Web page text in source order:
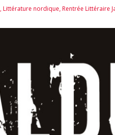
,Littérature nordique,Rentrée Littéraire